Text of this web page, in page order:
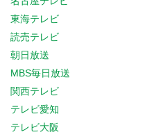
東海テレビ
読売テレビ
朝日放送
MBS毎日放送
関西テレビ
テレビ愛知
テレビ大阪